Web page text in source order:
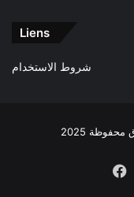
Liens
شروط الاستخدام